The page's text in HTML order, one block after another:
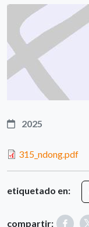
2025
315_ndong.pdf
etiquetado en:
compartir: